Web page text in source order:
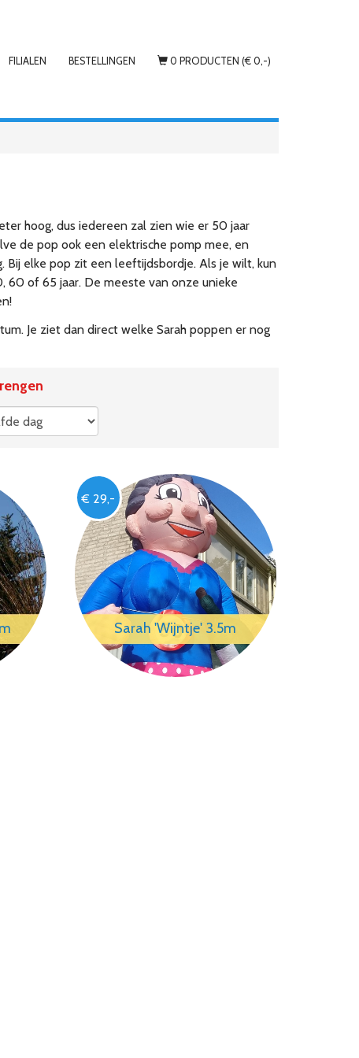
FILIALEN BESTELLINGEN 0 PRODUCTEN (€ 0,-)
hoog, dus iedereen zal zien wie er 50 jaar
de pop ook een elektrische pomp mee, en
Bij elke pop zit een leeftijdsbordje. Als je wilt, kun
60 of 65 jaar. De meeste van onze unieke
Je ziet dan direct welke Sarah poppen er nog
€ 29,-
Sarah 'Wijntje' 3.5m